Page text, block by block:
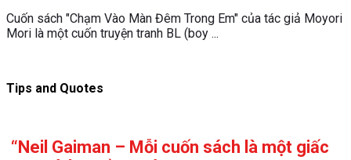
Cuốn sách "Chạm Vào Màn Đêm Trong Em" của tác giả Moyori
Mori là một cuốn truyện tranh BL (boy ...
Tips and Quotes
“Neil Gaiman – Mỗi cuốn sách là một giấc